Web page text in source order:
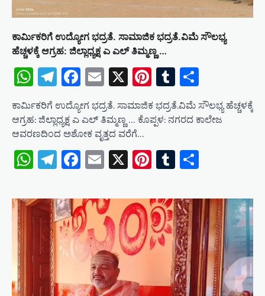
ಕಾರ್ಮಿಕರಿಗೆ ಉದ್ಯೋಗ ಭದ್ರತೆ. ಸಾಮಾಜಿಕ ಭದ್ರತೆ.ವಿಮೆ ಸೌಲಭ್ಯ
ಹೆಚ್ಚಳಕ್ಕೆ ಆಗ್ರಹ: ಜಿಲ್ಲಾಧ್ಯಕ್ಷ ಎ ಎಲ್ ತಿಮ್ಮಣ್ಣ …
WhatsApp
Telegram
Facebook
Email
X Pinterest
Tumblr
ಕಾರ್ಮಿಕರಿಗೆ ಉದ್ಯೋಗ ಭದ್ರತೆ. ಸಾಮಾಜಿಕ ಭದ್ರತೆ.ವಿಮೆ ಸೌಲಭ್ಯ ಹೆಚ್ಚಳಕ್ಕೆ
ಆಗ್ರಹ: ಜಿಲ್ಲಾಧ್ಯಕ್ಷ ಎ ಎಲ್ ತಿಮ್ಮಣ್ಣ … ಕೊಪ್ಪಳ: ನಗರದ ಕಾಲೇಜ
ಆವರಣದಿಂದ ಅಶೋಕ ವೃತ್ತದ ವರೆಗೆ…
WhatsApp
Telegram
Facebook
Email
X Pinterest
Tumblr